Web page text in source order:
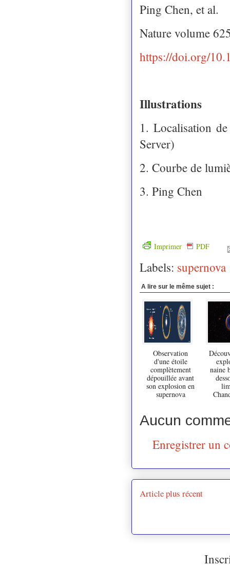
Ping Chen, et al.
Nature volume
https://doi.org/
Illustrations
1. Localisation
Server)
2. Courbe de
3. Ping Chen
Imprimer PDF
Labels: supernova
A lire sur le même sujet :
Observation
d'une étoile
complètement
dépouillée avant
son explosion en
supernova
naine
Aucun
Enregistrer un
Article plus récent